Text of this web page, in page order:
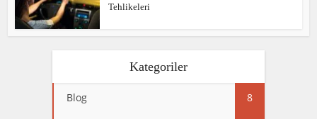
Tehlikeleri
Kategoriler
Blog 8